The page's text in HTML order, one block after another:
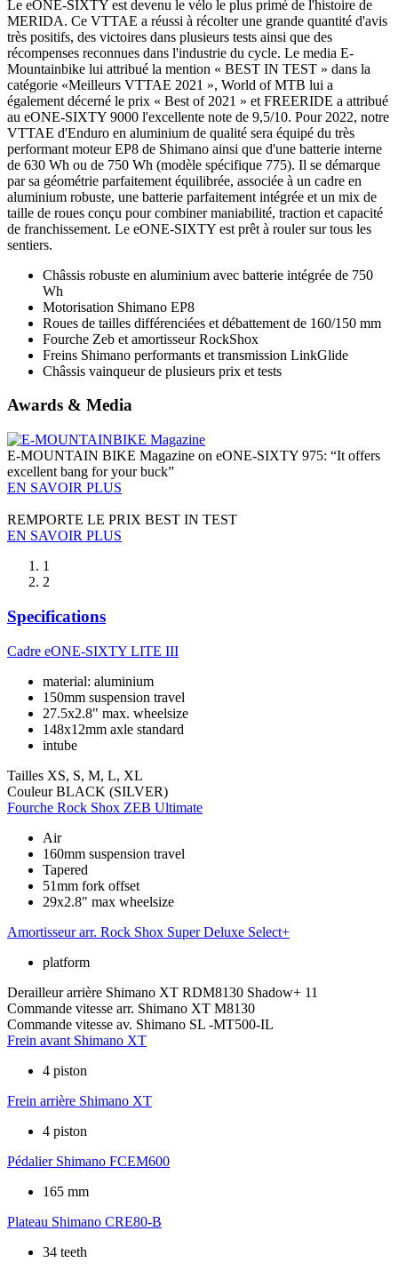
Le eONE-SIXTY est devenu le vélo le plus primé de l'histoire de
MERIDA. Ce VTTAE a réussi à récolter une grande quantité d'avis
très positifs, des victoires dans plusieurs tests ainsi que des
récompenses reconnues dans l'industrie du cycle. Le media E-
Mountainbike lui attribué la mention « BEST IN TEST » dans la
catégorie «Meilleurs VTTAE 2021 », World of MTB lui a
également décerné le prix « Best of 2021 » et FREERIDE a attribué
au eONE-SIXTY 9000 l'excellente note de 9,5/10. Pour 2022, notre
VTTAE d'Enduro en aluminium de qualité sera équipé du très
performant moteur EP8 de Shimano ainsi que d'une batterie interne
de 630 Wh ou de 750 Wh (modèle spécifique 775). Il se démarque
par sa géométrie parfaitement équilibrée, associée à un cadre en
aluminium robuste, une batterie parfaitement intégrée et un mix de
taille de roues conçu pour combiner maniabilité, traction et capacité
de franchissement. Le eONE-SIXTY est prêt à rouler sur tous les
sentiers.
Châssis robuste en aluminium avec batterie intégrée de 750
Wh
Motorisation Shimano EP8
Roues de tailles différenciées et débattement de 160/150 mm
Fourche Zeb et amortisseur RockShox
Freins Shimano performants et transmission LinkGlide
Châssis vainqueur de plusieurs prix et tests
Awards & Media
E-MOUNTAIN BIKE Magazine on eONE-SIXTY 975: “It offers
excellent bang for your buck”
EN SAVOIR PLUS
REMPORTE LE PRIX BEST IN TEST
EN SAVOIR PLUS
1
2
Specifications
Cadre eONE-SIXTY LITE III
material: aluminium
150mm suspension travel
27.5x2.8" max. wheelsize
148x12mm axle standard
intube
Tailles XS, S, M, L, XL
Couleur BLACK (SILVER)
Fourche Rock Shox ZEB Ultimate
Air
160mm suspension travel
Tapered
51mm fork offset
29x2.8" max wheelsize
Amortisseur arr. Rock Shox Super Deluxe Select+
platform
Derailleur arrière Shimano XT RDM8130 Shadow+ 11
Commande vitesse arr. Shimano XT M8130
Commande vitesse av. Shimano SL -MT500-IL
Frein avant Shimano XT
4 piston
Frein arrière Shimano XT
4 piston
Pédalier Shimano FCEM600
165 mm
Plateau Shimano CRE80-B
34 teeth